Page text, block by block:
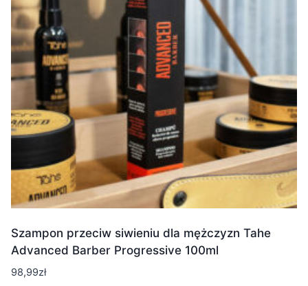
Szampon przeciw siwieniu dla mężczyzn Tahe
Advanced Barber Progressive 100ml
98,99zł